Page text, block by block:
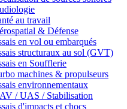
au travail
& Défense
en vol ou embarqués
structuraux au sol (GVT)
en Soufflerie
machines & propulseurs
environnementaux
/ UAS / Stabilisation
d'impacts et chocs